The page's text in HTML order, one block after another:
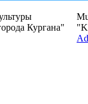
Кургана"